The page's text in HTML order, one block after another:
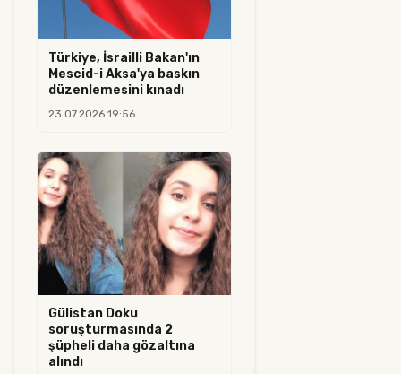
Türkiye, İsrailli Bakan'ın
Mescid-i Aksa'ya baskın
düzenlemesini kınadı
23.07.2026 19:56
Gülistan Doku
soruşturmasında 2
şüpheli daha gözaltına
alındı